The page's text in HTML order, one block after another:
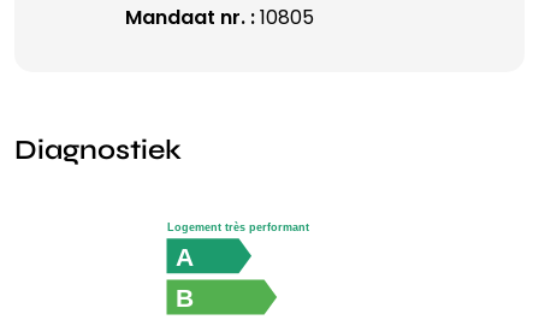
Mandaat nr. :10805
Diagnostiek
B
A
Logement très performant